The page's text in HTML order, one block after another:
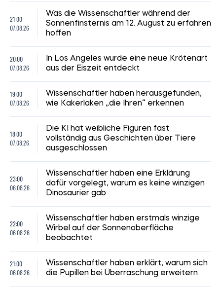
21:00
07.08.26
Was die Wissenschaftler während der
Sonnenfinsternis am 12. August zu erfahren
hoffen
20:00
07.08.26
In Los Angeles wurde eine neue Krötenart
aus der Eiszeit entdeckt
19:00
07.08.26
Wissenschaftler haben herausgefunden,
wie Kakerlaken „die Ihren“ erkennen
18:00
07.08.26
Die KI hat weibliche Figuren fast
vollständig aus Geschichten über Tiere
ausgeschlossen
23:00
06.08.26
Wissenschaftler haben eine Erklärung
dafür vorgelegt, warum es keine winzigen
Dinosaurier gab
22:00
06.08.26
Wissenschaftler haben erstmals winzige
Wirbel auf der Sonnenoberfläche
beobachtet
21:00
06.08.26
Wissenschaftler haben erklärt, warum sich
die Pupillen bei Überraschung erweitern